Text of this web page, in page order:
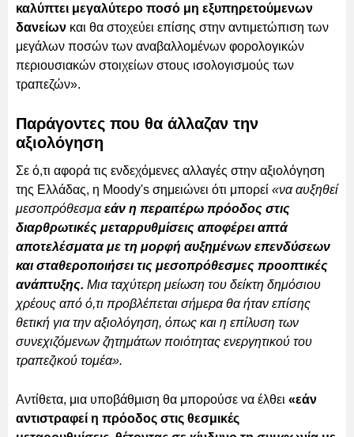
καλύπτει μεγαλύτερο ποσό μη εξυπηρετούμενων
δανείων και θα στοχεύει επίσης στην αντιμετώπιση των
μεγάλων ποσών των αναβαλλομένων φορολογικών
περιουσιακών στοιχείων στους ισολογισμούς των
τραπεζών».
Παράγοντες που θα άλλαζαν την
αξιολόγηση
Σε ό,τι αφορά τις ενδεχόμενες αλλαγές στην αξιολόγηση
της Ελλάδας, η Moody's σημειώνει ότι μπορεί «να αυξηθεί
μεσοπρόθεσμαεάν η περαιτέρω πρόοδος στις
διαρθρωτικές μεταρρυθμίσεις αποφέρει απτά
αποτελέσματα με τη μορφή αυξημένων επενδύσεων
και σταθεροποιήσει τις μεσοπρόθεσμες προοπτικές
ανάπτυξης. Μια ταχύτερη μείωση του δείκτη δημόσιου
χρέους από ό,τι προβλέπεται σήμερα θα ήταν επίσης
θετική για την αξιολόγηση, όπως και η επίλυση των
συνεχιζόμενων ζητημάτων ποιότητας ενεργητικού του
τραπεζικού τομέα».
Αντίθετα, μια υποβάθμιση θα μπορούσε να έλθει «εάν
αντιστραφεί η πρόοδος στις θεσμικές